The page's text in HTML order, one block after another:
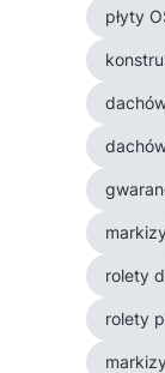
płyty
markizy
rolety
rolety